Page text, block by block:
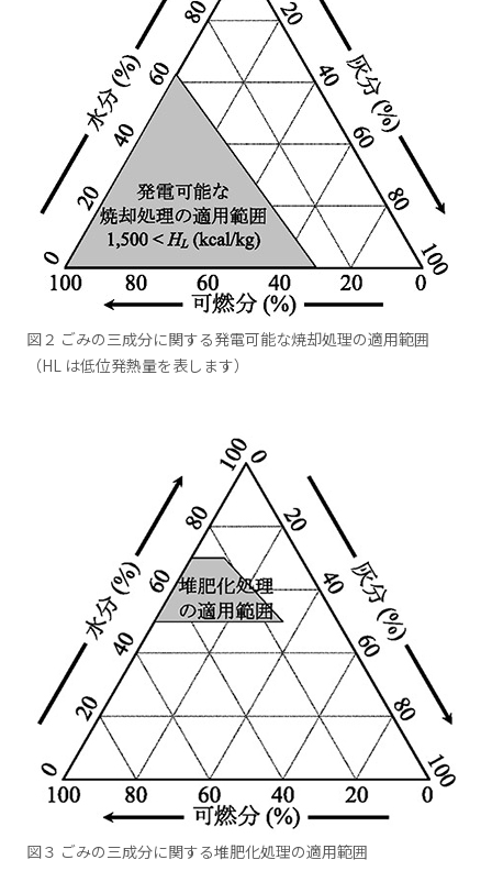
図２ ごみの三成分に関する発電可能な焼却処理の適用範囲
（HL は低位発熱量を表します）
図３ ごみの三成分に関する堆肥化処理の適用範囲